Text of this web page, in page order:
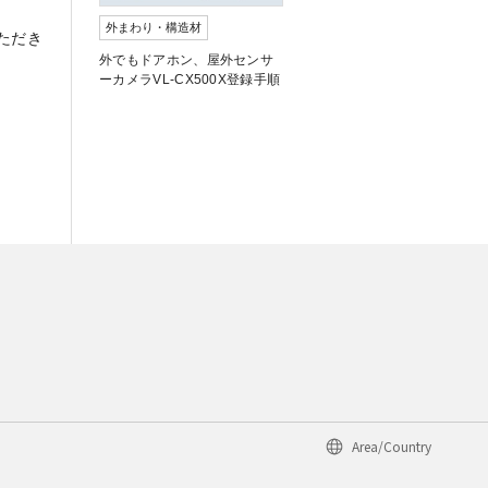
だき
外まわり・構造材
外でもドアホン、屋外センサ
ーカメラVL-CX500X登録手順
Area/Country